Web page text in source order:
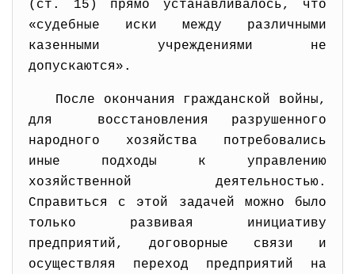
(ст. 15) прямо устанавливалось, что
«судебные иски между различными
казенными учреждениями не
допускаются».
После окончания гражданской войны,
для восстановления разрушенного
народного хозяйства потребовались
иные подходы к управлению
хозяйственной деятельностью.
Справиться с этой задачей можно было
только развивая инициативу
предприятий, договорные связи и
осуществляя переход предприятий на